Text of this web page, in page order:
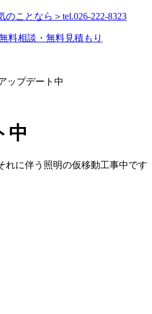
のことなら＞ tel.026-222-8323
料相談・無料見積もり
ップデート中
中
れに伴う照明の仮移動工事中です